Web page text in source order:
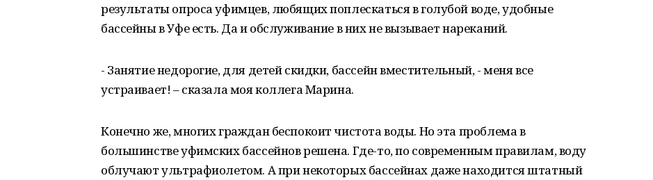
результаты опроса уфимцев, любящих поплескаться в голубой воде, удобные
бассейны в Уфе есть. Да и обслуживание в них не вызывает нареканий.
- Занятие недорогие, для детей скидки, бассейн вместительный, - меня все
устраивает! – сказала моя коллега Марина.
Конечно же, многих граждан беспокоит чистота воды. Но эта проблема в
большинстве уфимских бассейнов решена. Где-то, по современным правилам, воду
облучают ультрафиолетом. А при некоторых бассейнах даже находится штатный